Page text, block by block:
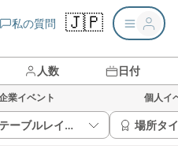
私の質問 🇯🇵
人数 日付
業イベント 個人イ
テーブルレイアウト 場所タ